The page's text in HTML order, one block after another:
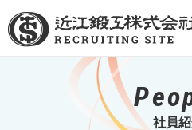
社員